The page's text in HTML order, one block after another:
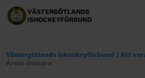
Västergötlands Ishockeyförbund
Att
Årets domare